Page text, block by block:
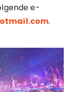
e-
.